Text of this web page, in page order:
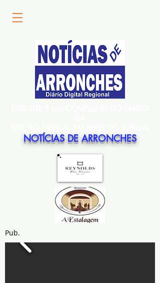
NOTÍCIAS DE ARRONCHES
Pub.